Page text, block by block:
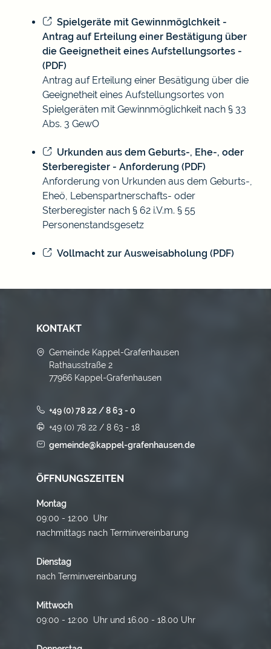
Spielgeräte mit Gewinnmöglchkeit -
Antrag auf Erteilung einer Bestätigung über
die Geeignetheit eines Aufstellungsortes -
(PDF)
Antrag auf Erteilung einer Besätigung über die
Geeignetheit eines Aufstellungsortes von
Spielgeräten mit Gewinnmöglichkeit nach § 33
Abs. 3 GewO
Urkunden aus dem Geburts-, Ehe-, oder
Sterberegister - Anforderung (PDF)
Anforderung von Urkunden aus dem Geburts-,
Eheö, Lebenspartnerschafts- oder
Sterberegister nach § 62 i.V.m. § 55
Personenstandsgesetz
Vollmacht zur Ausweisabholung (PDF)
KONTAKT
Gemeinde Kappel-Grafenhausen
Rathausstraße 2
77966 Kappel-Grafenhausen
+49 (0) 78 22 / 8 63 - 0
+49 (0) 78 22 / 8 63 - 18
gemeinde@kappel-grafenhausen.de
ÖFFNUNGSZEITEN
Montag
09:00 - 12:00 Uhr
nachmittags nach Terminvereinbarung
Dienstag
nach Terminvereinbarung
Mittwoch
09:00 - 12:00 Uhr und 16.00 - 18.00 Uhr